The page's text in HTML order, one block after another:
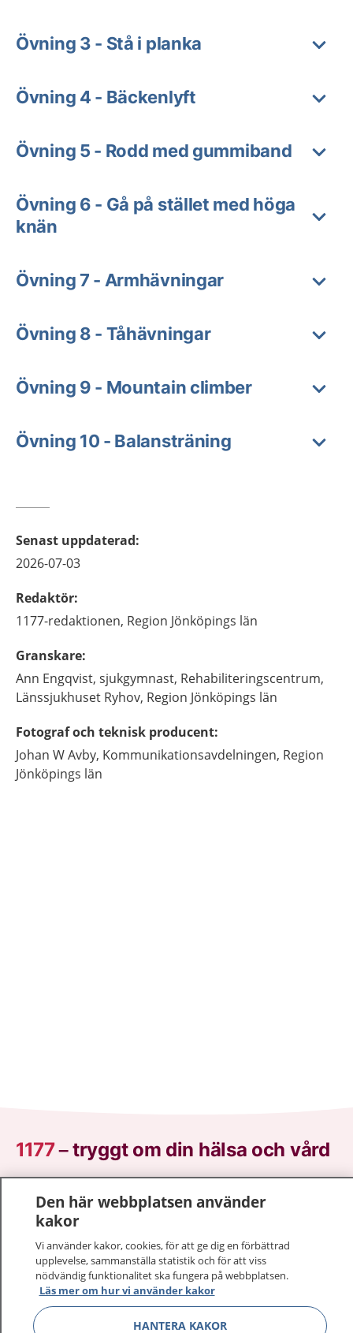
Övning 3 - Stå i planka
Övning 4 - Bäckenlyft
Övning 5 - Rodd med gummiband
Övning 6 - Gå på stället med höga
knän
Övning 7 - Armhävningar
Övning 8 - Tåhävningar
Övning 9 - Mountain climber
Övning 10 - Balansträning
Senast uppdaterad:
2026-07-03
Redaktör:
1177-redaktionen, Region Jönköpings län
Granskare:
Ann Engqvist, sjukgymnast, Rehabiliteringscentrum,
Länssjukhuset Ryhov, Region Jönköpings län
Fotograf och teknisk producent:
Johan W Avby, Kommunikationsavdelningen, Region
Jönköpings län
1177–tryggt om din hälsa och vård
sjukdomar och vilka mottagningar du kan kontakta.
Logga in för att läsa din journal och göra dina
vårdärenden. Ring telefonnummer 1177 för
sjukvårdsrådgivning dygnet runt.
1177 ger dig råd när du vill må bättre.
Den här webbplatsen använder
kakor
Vi använder kakor, cookies, för att ge dig en förbättrad
upplevelse, sammanställa statistik och för att viss
nödvändig funktionalitet ska fungera på webbplatsen.
Läs mer om hur vi använder kakor
HANTERA KAKOR